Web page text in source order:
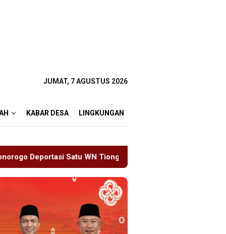
JUMAT, 7 AGUSTUS 2026
KABAR DESA LINGKUNGAN
Salahgunakan Ijin Tinggal